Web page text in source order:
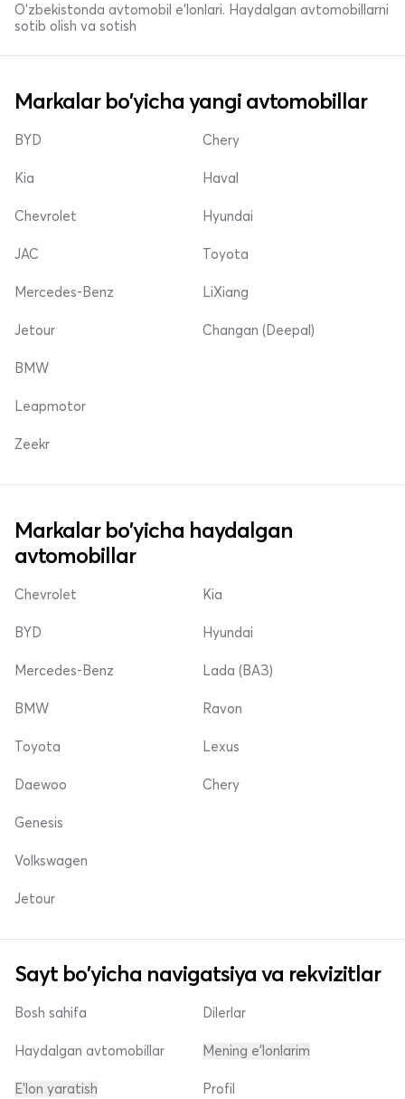
O'zbekistonda avtomobil e’lonlari. Haydalgan avtomobillarni
sotib olish va sotish
Markalar bo'yicha yangi avtomobillar
BYD
Kia
Chevrolet
Chery
Haval
Hyundai
JAC
Mercedes-Benz
Jetour
Toyota
LiXiang
Changan (Deepal)
BMW
Leapmotor
Zeekr
Markalar bo'yicha haydalgan
avtomobillar
Chevrolet
BYD
Mercedes-Benz
Kia
Hyundai
Lada (ВАЗ)
BMW
Toyota
Daewoo
Ravon
Lexus
Chery
Genesis
Volkswagen
Jetour
Sayt bo'yicha navigatsiya va rekvizitlar
Bosh sahifa
Haydalgan avtomobillar
E'lon yaratish
Dilerlar
Mening e'lonlarim
Profil